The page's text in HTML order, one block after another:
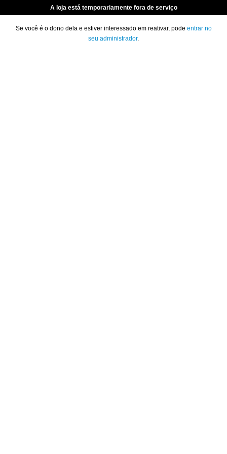
A loja está temporariamente fora de serviço
Se você é o dono dela e estiver interessado em reativar, pode entrar no
seu administrador.